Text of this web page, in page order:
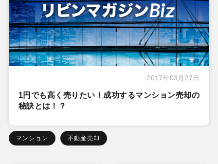
2017年03月27日
1円でも高く売りたい！成功するマンション売却の
秘訣とは！？
マンション 不動産売却